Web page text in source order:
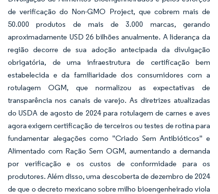
de verificação do Non-GMO Project, que cobrem mais de
50.000 produtos de mais de 3.000 marcas, gerando
aproximadamente USD 26 bilhões anualmente. A liderança da
região decorre de sua adoção antecipada da divulgação
obrigatória, de uma infraestrutura de certificação bem
estabelecida e da familiaridade dos consumidores com a
rotulagem OGM, que normalizou as expectativas de
transparência nos canais de varejo. As diretrizes atualizadas
do USDA de agosto de 2024 para rotulagem de carnes e aves
agora exigem certificação de terceiros ou testes de rotina para
fundamentar alegações como "Criado Sem Antibióticos" e
Alimentado com Ração Sem OGM, aumentando a demanda
por verificação e os custos de conformidade para os
produtores. Além disso, uma descoberta de dezembro de 2024
de que o decreto mexicano sobre milho bioengenheirado viola